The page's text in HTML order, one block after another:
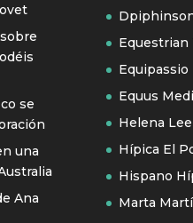
se
una
Ana
Equestrian
Equipassio
Equus
Helena
Hípica El
Hispano
Marta